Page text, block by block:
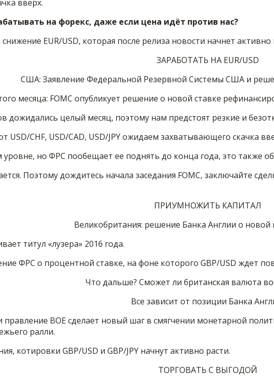
вверх.
на форекс, даже если цена идёт против нас?
EUR/USD, которая после релиза новости начнет активно
ЗАРАБОТАТЬ НА EUR/USD
США: Заявление Федеральной Резервной Системы США и
месяца: FOMC опубликует решение о новой ставке
дожидались целый месяц, поэтому нам предстоят резкие и
USD/CHF, USD/CAD, USD/JPY ожидаем захватывающего скачка
но ФРС пообещает ее поднять до конца года, это также
Поэтому дождитесь начала заседания FOMC, заключайте
ПРИУМНОЖИТЬ КАПИТАЛ
Великобритания: решение Банка Англии о новой
титул «лузера» 2016 года.
ФРС о процентной ставке, на фоне которого GBP/USD ждет
Что дальше? Сможет ли британская валюта
Все зависит от позиции Банка
BOE сделает новый шаг в смягчении монетарной
ралли.
котировки GBP/USD и GBP/JPY начнут активно расти.
ТОРГОВАТЬ С ВЫГОДОЙ